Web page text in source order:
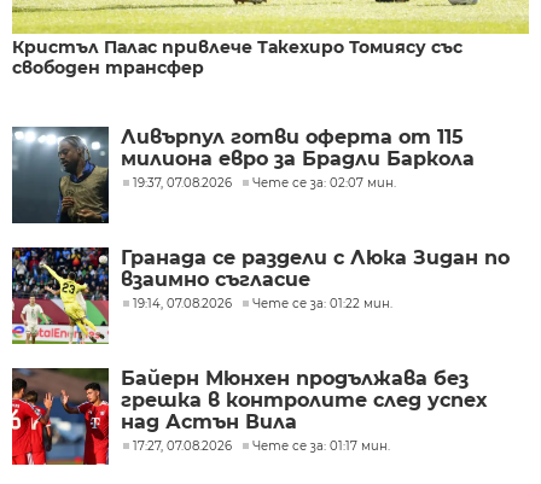
Кристъл Палас привлече Такехиро Томиясу със
свободен трансфер
Ливърпул готви оферта от 115
милиона евро за Брадли Баркола
19:37, 07.08.2026 Чете се за: 02:07 мин.
Гранада се раздели с Люка Зидан по
взаимно съгласие
19:14, 07.08.2026 Чете се за: 01:22 мин.
Байерн Мюнхен продължава без
грешка в контролите след успех
над Астън Вила
17:27, 07.08.2026 Чете се за: 01:17 мин.